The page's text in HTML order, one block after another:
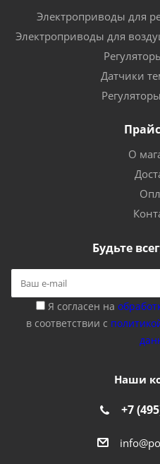
Электроприводы для
Электроприводы для
Датчики
О
Будьте
Я согласен на
в соответствии с
Наши
+7